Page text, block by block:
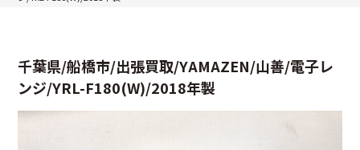
千葉県/船橋市/出張買取/YAMAZEN/山善/電子レ
ンジ/YRL-F180(W)/2018年製